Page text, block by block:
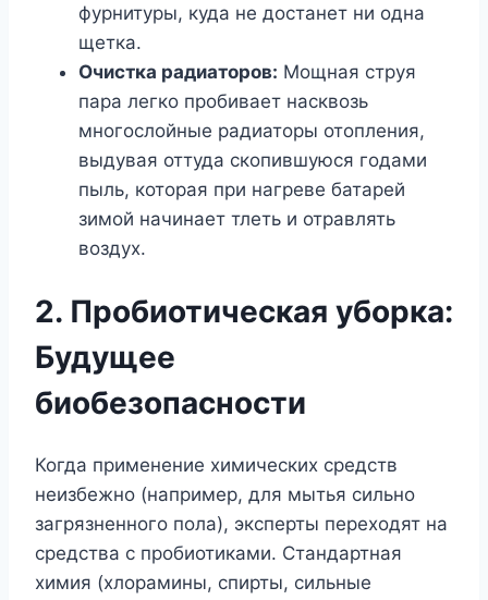
фурнитуры, куда не достанет ни одна
щетка.
Очистка радиаторов: Мощная струя
пара легко пробивает насквозь
многослойные радиаторы отопления,
выдувая оттуда скопившуюся годами
пыль, которая при нагреве батарей
зимой начинает тлеть и отравлять
воздух.
2. Пробиотическая уборка:
Будущее
биобезопасности
Когда применение химических средств
неизбежно (например, для мытья сильно
загрязненного пола), эксперты переходят на
средства с пробиотиками. Стандартная
химия (хлорамины, спирты, сильные